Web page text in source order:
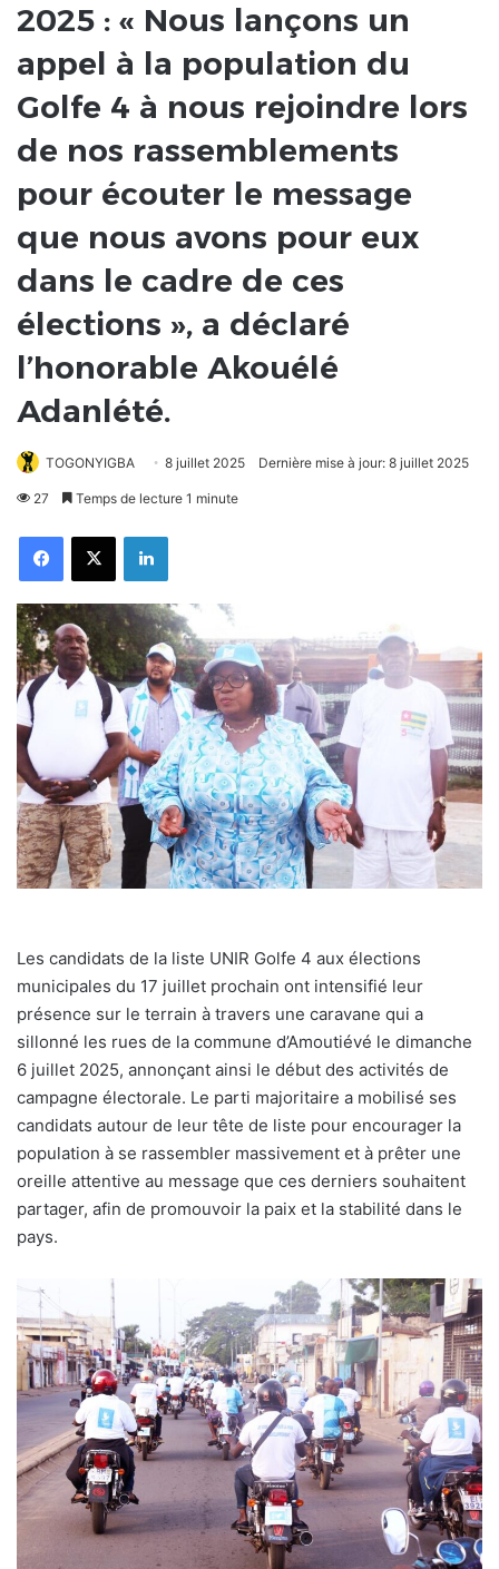
2025 : « Nous lançons un
appel à la population du
Golfe 4 à nous rejoindre lors
de nos rassemblements
pour écouter le message
que nous avons pour eux
dans le cadre de ces
élections », a déclaré
l’honorable Akouélé
Adanlété.
TOGONYIGBA 8 juillet 2025 Dernière mise à jour: 8 juillet 2025
27 Temps de lecture 1 minute
FacebookX Linkedin
Les candidats de la liste UNIR Golfe 4 aux élections
municipales du 17 juillet prochain ont intensifié leur
présence sur le terrain à travers une caravane qui a
sillonné les rues de la commune d’Amoutiévé le dimanche
6 juillet 2025, annonçant ainsi le début des activités de
campagne électorale. Le parti majoritaire a mobilisé ses
candidats autour de leur tête de liste pour encourager la
population à se rassembler massivement et à prêter une
oreille attentive au message que ces derniers souhaitent
partager, afin de promouvoir la paix et la stabilité dans le
pays.